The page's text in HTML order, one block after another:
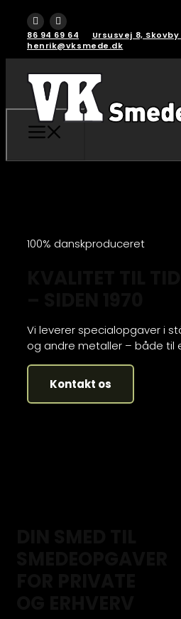
86 94 69 64
Ursusvej 8,
henrik@vksmede.dk
100% danskproduceret
Vi leverer specialopgaver i
og andre metaller – både til
Kontakt os